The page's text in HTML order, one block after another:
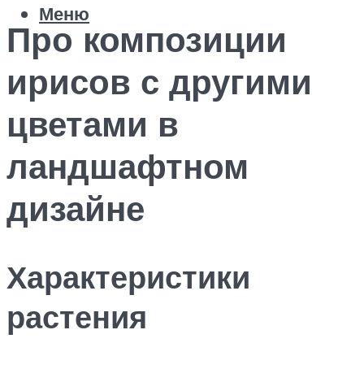
Меню
Про композиции
ирисов с другими
цветами в
ландшафтном
дизайне
Характеристики
растения